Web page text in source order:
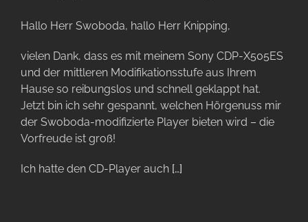
Hallo Herr Swoboda, hallo Herr Knipping,
vielen Dank, dass es mit meinem Sony CDP-X505ES
und der mittleren Modifikationsstufe aus Ihrem
Hause so reibungslos und schnell geklappt hat.
Jetzt bin ich sehr gespannt, welchen Hörgenuss mir
der Swoboda-modifizierte Player bieten wird – die
Vorfreude ist groß!
Ich hatte den CD-Player auch […]